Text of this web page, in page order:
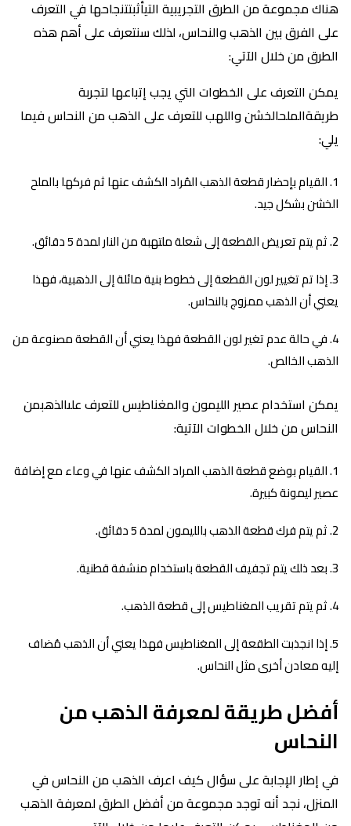
هناك مجموعة من الطرق التجريبية التيأثبتتنجاحها في التعرف
على الفرق بين الذهب والنحاس، لذلك سنتعرف على أهم هذه
الطرق من خلال الآتي:
يمكن التعرف على الخطوات التي يجب إتباعها لتجربة
طريقةالملحالخشن واللهب للتعرف على الذهب من النحاس فيما
يلي:
القيام بإحضار قطعة الذهب المُراد الكشف عنها ثم فركها بالملح
الخشن بشكل جيد.
ثم يتم تعريض القطعة إلى شعلة ملتهبة من النار لمدة 5 دقائق.
إذا تم تغيير لون القطعة إلى خطوط بنية مائلة إلى الذهبية، فهذا
يعني أن الذهب ممزوج بالنحاس.
في حالة عدم تغير لون القطعة فهذا يعني أن القطعة مصنوعة من
الذهب الخالص.
يمكن استخدام عصير الليمون والمغناطيس للتعرف علىالذهبمن
النحاس من خلال الخطوات الآتية:
القيام بوضع قطعة الذهب المراد الكشف عنها في وعاء مع إضافة
عصير ليمونة كبيرة.
ثم يتم فرك قطعة الذهب بالليمون لمدة 5 دقائق.
بعد ذلك يتم تجفيف القطعة باستخدام منشفة قطنية.
ثم يتم تقريب المغناطيس إلى قطعة الذهب.
إذا انجذبت الطقعة إلى المغناطيس فهذا يعني أن الذهب مُضاف
إليه معادن أخرى مثل النحاس.
أفضل طريقة لمعرفة الذهب من
النحاس
في إطار الإجابة على سؤال كيف اعرف الذهب من النحاس في
المنزل، نجد أنه توجد مجموعة من أفضل الطرق لمعرفة الذهب